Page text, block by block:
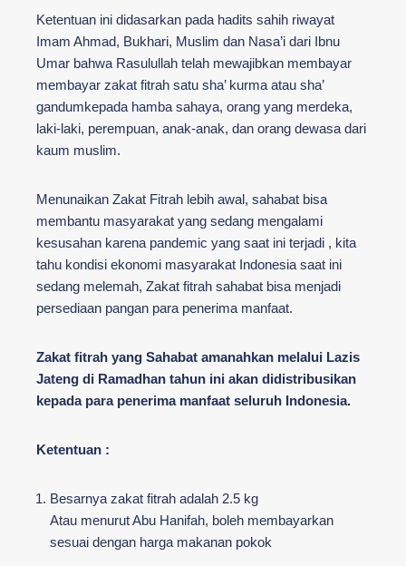
Ketentuan ini didasarkan pada hadits sahih riwayat
Imam Ahmad, Bukhari, Muslim dan Nasa’i dari Ibnu
Umar bahwa Rasulullah telah mewajibkan membayar
membayar zakat fitrah satu sha’ kurma atau sha’
gandumkepada hamba sahaya, orang yang merdeka,
laki-laki, perempuan, anak-anak, dan orang dewasa dari
kaum muslim.
Menunaikan Zakat Fitrah lebih awal, sahabat bisa
membantu masyarakat yang sedang mengalami
kesusahan karena pandemic yang saat ini terjadi , kita
tahu kondisi ekonomi masyarakat Indonesia saat ini
sedang melemah, Zakat fitrah sahabat bisa menjadi
persediaan pangan para penerima manfaat.
Zakat fitrah yang Sahabat amanahkan melalui Lazis
Jateng di Ramadhan tahun ini akan didistribusikan
kepada para penerima manfaat seluruh Indonesia.
Ketentuan :
Besarnya zakat fitrah adalah 2.5 kg
Atau menurut Abu Hanifah, boleh membayarkan
sesuai dengan harga makanan pokok